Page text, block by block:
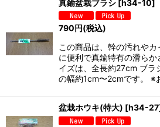
真鍮盆栽ブラシ [h34-10]
790円(税込)
この商品は、幹の汚れや
に便利で真鍮特有の滑ら
イズは、全長約27cm ブラ
の幅約1cm〜2cmです。 ※
盆栽ホウキ(特大) [h34-27